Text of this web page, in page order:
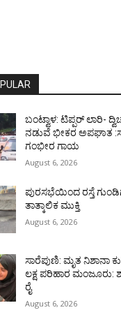
ಬಂಟ್ವಾಳ: ಟಿಪ್ಪರ್ ಲಾರಿ-
ನಡುವೆ ಭೀಕರ ಅಪಘಾತ
ಗಂಭೀರ ಗಾಯ
August 6, 2026
ಪುರಸಭೆಯಿಂದ ರಸ್ತೆ
ತಾತ್ಕಾಲಿಕ ಮುಕ್ತಿ
August 6, 2026
ಸಾರೆಪುಣಿ: ಮೃತ ನಿಶಾನಾ
ಲಕ್ಷ ಪರಿಹಾರ
ರೈ
August 6, 2026